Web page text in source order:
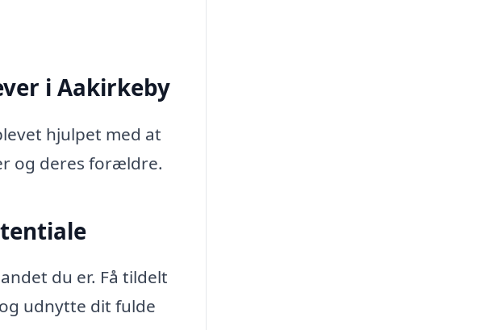
i Aakirkeby
hjulpet med at
og deres forældre.
du er. Få tildelt
udnytte dit fulde